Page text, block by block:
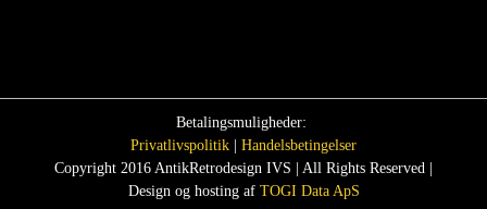
Betalingsmuligheder:
Privatlivspolitik
Handelsbetingelser
Copyright 2016 AntikRetrodesign IVS | All Rights Reserved |
Design og hosting af TOGI Data ApS